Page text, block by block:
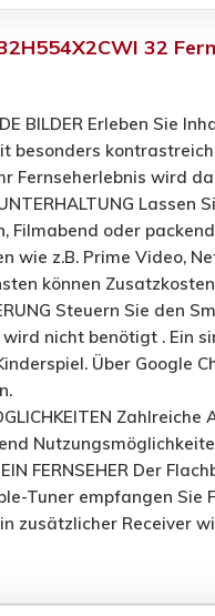
32
BILDER Erleben Sie
besonders
Fernseherlebnis wird
UNTERHALTUNG
Filmabend oder
wie z.B. Prime Video,
können
Steuern Sie den
nicht benötigt . Ein
Über Google
EIN FERNSEHER Der
Tuner empfangen Sie
zusätzlicher Receiver